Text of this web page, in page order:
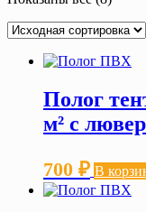
Полог
м² с
700 ₽ В